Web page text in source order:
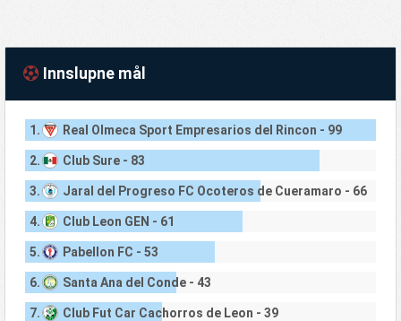
Innslupne mål
1. Real Olmeca Sport Empresarios del Rincon - 99
2. Club Sure - 83
3. Jaral del Progreso FC Ocoteros de Cueramaro - 66
4. Club Leon GEN - 61
5. Pabellon FC - 53
6. Santa Ana del Conde - 43
7. Club Fut Car Cachorros de Leon - 39